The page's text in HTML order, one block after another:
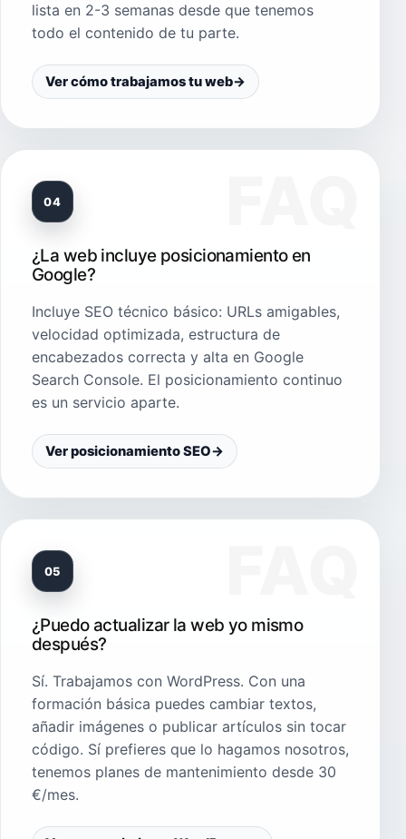
lista en 2-3 semanas desde que tenemos
todo el contenido de tu parte.
Ver cómo trabajamos tu web→
04
¿La web incluye posicionamiento en
Google?
Incluye SEO técnico básico: URLs amigables,
velocidad optimizada, estructura de
encabezados correcta y alta en Google
Search Console. El posicionamiento continuo
es un servicio aparte.
Ver posicionamiento SEO→
05
¿Puedo actualizar la web yo mismo
después?
Sí. Trabajamos con WordPress. Con una
formación básica puedes cambiar textos,
añadir imágenes o publicar artículos sin tocar
código. Sí prefieres que lo hagamos nosotros,
tenemos planes de mantenimiento desde 30
€/mes.